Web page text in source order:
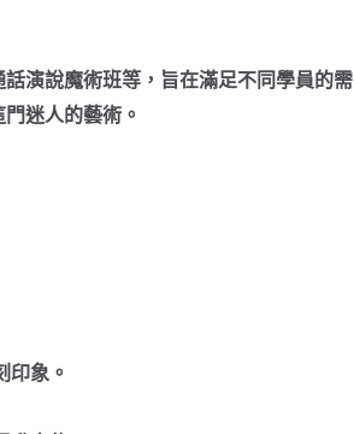
演說魔術班等，旨在滿足不同學員的需
迷人的藝術。
象。